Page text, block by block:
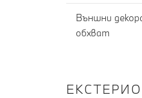
Външни
обхват